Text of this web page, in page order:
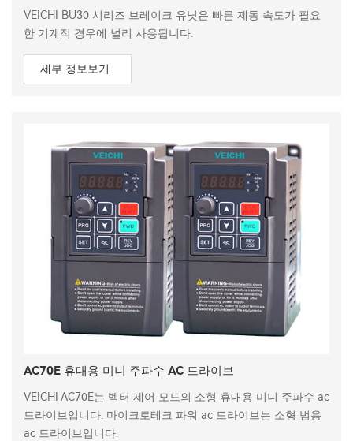
VEICHI BU30 시리즈 브레이크 유닛은 빠른 제동 속도가 필요
한 기계적 경우에 널리 사용됩니다.
세부 정보보기
AC70E 휴대용 미니 주파수 AC 드라이브
VEICHI AC70E는 벡터 제어 모드의 소형 휴대용 미니 주파수 ac
드라이브입니다. 마이크로테크 파워 ac 드라이브는 소형 범용
ac 드라이브입니다.